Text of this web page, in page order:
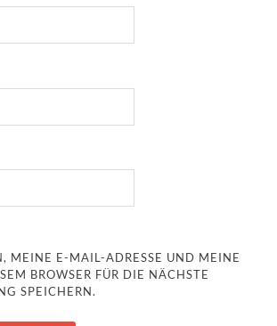
MEINE E-MAIL-ADRESSE UND MEINE
BROWSER FÜR DIE NÄCHSTE
SPEICHERN.